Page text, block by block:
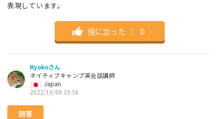
表現しています。
役に立った ｜ 0
Ryokoさん
ネイティブキャンプ英会話講師
Japan
2022/10/06 19:56
回答